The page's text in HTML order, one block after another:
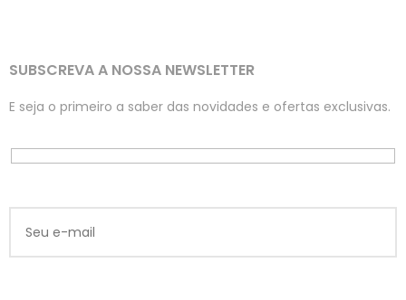
SUBSCREVA A NOSSA NEWSLETTER
E seja o primeiro a saber das novidades e ofertas exclusivas.